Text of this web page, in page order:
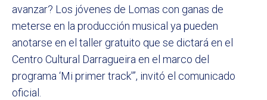
avanzar? Los jóvenes de Lomas con ganas de
meterse en la producción musical ya pueden
anotarse en el taller gratuito que se dictará en el
Centro Cultural Darragueira en el marco del
programa ‘Mi primer track'”, invitó el comunicado
oficial.